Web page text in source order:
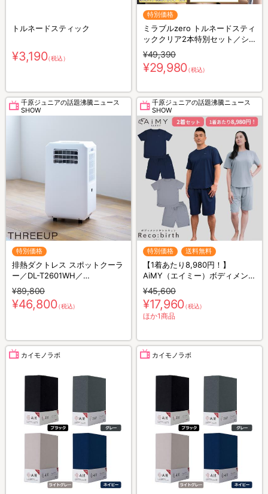
トルネードスティック
¥3,190（税込）
特別価格
ミラブルzero トルネードスティ
ッククリア2本特別セット／シ
ャワーヘッド
¥49,390
¥29,980（税込）
千原ジュニアの話題沸騰ニュース
SHOW
特別価格
排熱ダクトレス スポットクーラ
ー／DL-T2601WH／
THREEUP(スリーアップ)／取付
工事不要／除湿
¥89,800
¥46,800（税込）
千原ジュニアの話題沸騰ニュース
SHOW
特別価格 送料無料
【1着あたり8,980円！】
AiMY（エイミー）ボディメンテ
ナンスウェア リカバース／半袖
半ズボン／2着セット／上下セ
ット／リカバリーウェア
¥45,600
¥17,960（税込）
ほか1商品
カイモノラボ カイモノラボ